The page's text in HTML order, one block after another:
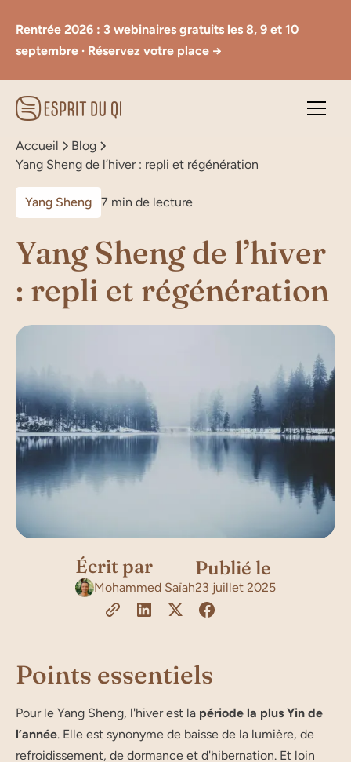
Rentrée 2026 : 3 webinaires gratuits les 8, 9 et 10
septembre · Réservez votre place →
Accueil
Blog
Yang Sheng de l’hiver : repli et régénération
Yang Sheng 7 min de lecture
Yang Sheng de l’hiver
: repli et régénération
Écrit par
Mohammed Saïah
Publié le
23 juillet 2025
Points essentiels
Pour le Yang Sheng, l'hiver est la période la plus Yin de
l’an­née. Elle est syno­nyme de baisse de la lumière, de
refroidissement, de dor­mance et d'hiber­na­tion. Et loin